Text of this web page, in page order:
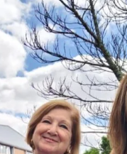
El
de
oficial de
de las obras
su